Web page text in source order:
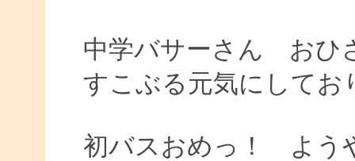
中学バサーさん おひ
すこぶる元気にしてお
初バスおめっ！ よう